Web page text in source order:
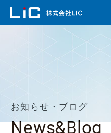
お知らせ・ブログ
News&Blog